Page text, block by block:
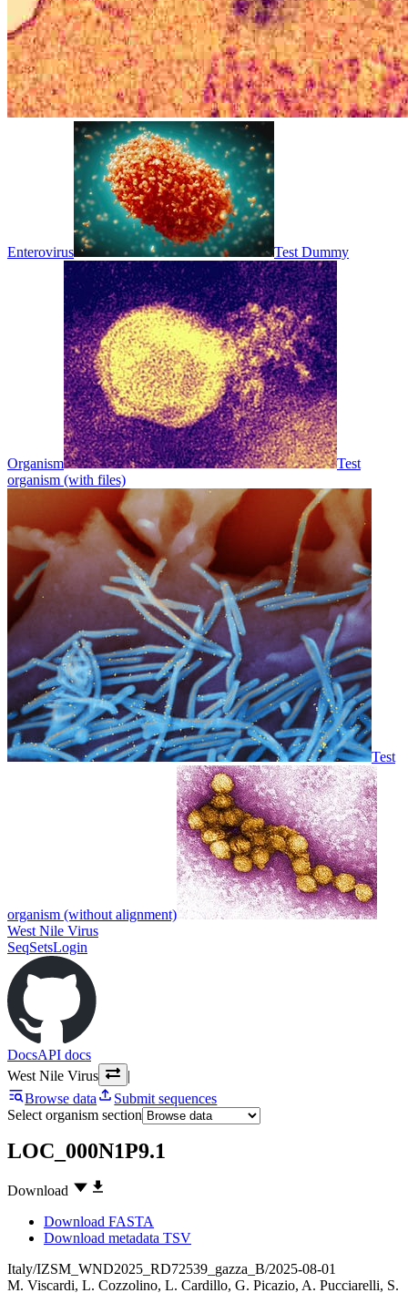
Enterovirus Test Dummy
Organism
Test
organism (with files)
Test
organism (without alignment)
West Nile Virus
SeqSetsLogin
DocsAPI docs
West Nile Virus
|
Browse data
Submit sequences
Select organism section
LOC_000N1P9.1
Download
Download FASTA
Download metadata TSV
Italy/IZSM_WND2025_RD72539_gazza_B/2025-08-01
M. Viscardi, L. Cozzolino, L. Cardillo, G. Picazio, A. Pucciarelli, S.